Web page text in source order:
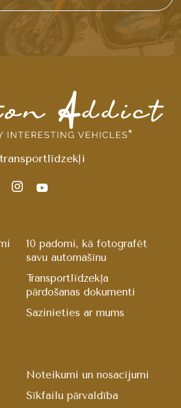
10 padomi, kā fotografēt
savu automašīnu
Transportlīdzekļa
pārdošanas dokumenti
Sazinieties ar mums
Noteikumi un nosacījumi
Sīkfailu pārvaldība